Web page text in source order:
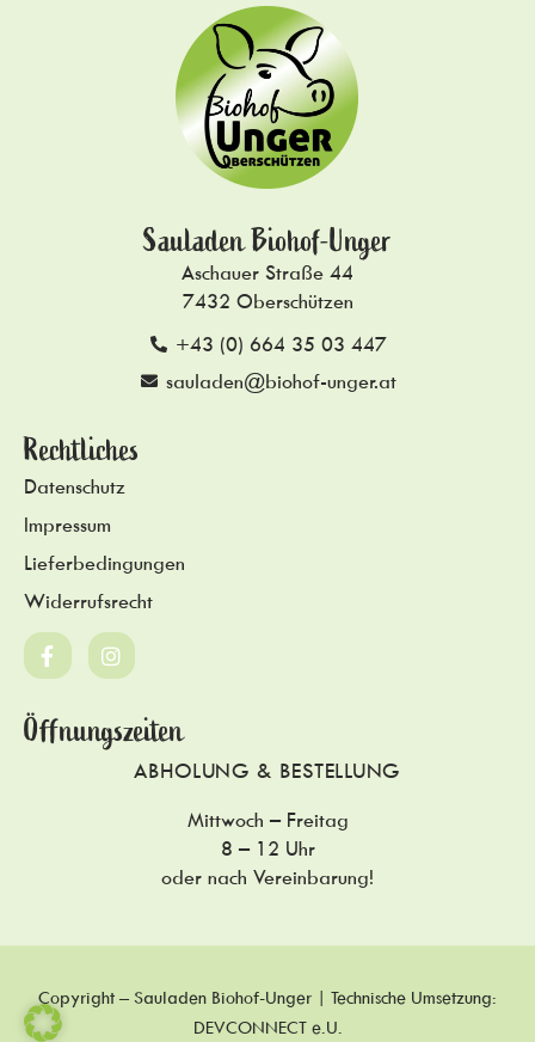
Sauladen Biohof-Unger
Aschauer Straße 44
7432 Oberschützen
+43 (0) 664 35 03 447
sauladen@biohof-unger.at
Rechtliches
Datenschutz
Impressum
Lieferbedingungen
Widerrufsrecht
Öffnungszeiten
ABHOLUNG & BESTELLUNG
Mittwoch – Freitag
8 – 12 Uhr
oder nach Vereinbarung!
Copyright – Sauladen Biohof-Unger | Technische Umsetzung:
DEVCONNECT e.U.